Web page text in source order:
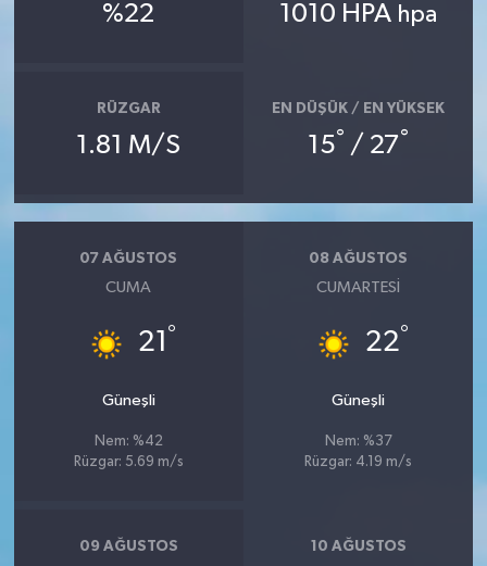
%22 1010 HPA hpa
RÜZGAR
1.81 M/S
EN DÜŞÜK / EN YÜKSEK
15° / 27°
07 AĞUSTOS
CUMA
21 °
Güneşli
Nem: %42
Rüzgar: 5.69 m/s
08 AĞUSTOS
CUMARTESI
22°
Güneşli
Nem: %37
Rüzgar: 4.19 m/s
09 AĞUSTOS 10 AĞUSTOS